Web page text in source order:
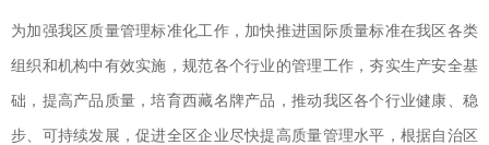
为加强我区质量管理标准化工作，加快推进国际质量标准在我区各类
组织和机构中有效实施，规范各个行业的管理工作，夯实生产安全基
础，提高产品质量，培育西藏名牌产品，推动我区各个行业健康、稳
步、可持续发展，促进全区企业尽快提高质量管理水平，根据自治区